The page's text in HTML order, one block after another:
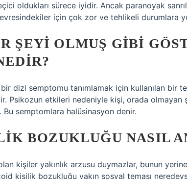
oldukları sürece iyidir. Ancak paranoyak
için çok zor ve tehlikeli durumlara
ŞEYI OLMUŞ GIBI
dizi semptomu tanımlamak için kullanılan bir
Psikozun etkileri nedeniyle kişi, orada olmayan
semptomlara halüsinasyon denir.
BOZUKLUĞU NASIL
kişiler yakınlık arzusu duymazlar, bunun
kişilik bozukluğu yakın sosyal teması